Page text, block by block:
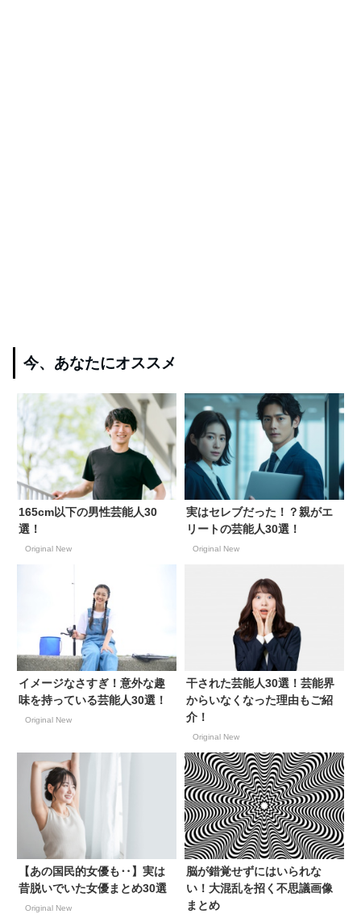
今、あなたにオススメ
165cm以下の男性芸能人30
選！
Original New
実はセレブだった！？親がエ
リートの芸能人30選！
Original New
イメージなさすぎ！意外な趣
味を持っている芸能人30選！
Original New
干された芸能人30選！芸能界
からいなくなった理由もご紹
介！
Original New
【あの国民的女優も‥】実は
昔脱いでいた女優まとめ30選
Original New
脳が錯覚せずにはいられな
い！大混乱を招く不思議画像
まとめ